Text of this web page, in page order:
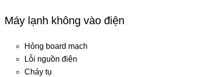
Máy lạnh không vào điện
Hỏng board mạch
Lỗi nguồn điện
Cháy tụ